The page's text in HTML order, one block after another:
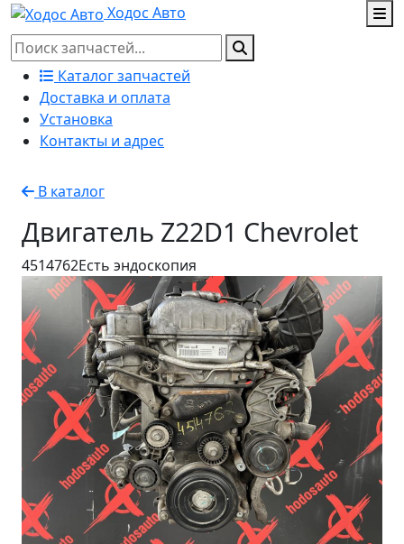
Ходос Авто
Каталог запчастей
Доставка и оплата
Установка
Контакты и адрес
В каталог
Двигатель Z22D1 Chevrolet
4514762Есть эндоскопия